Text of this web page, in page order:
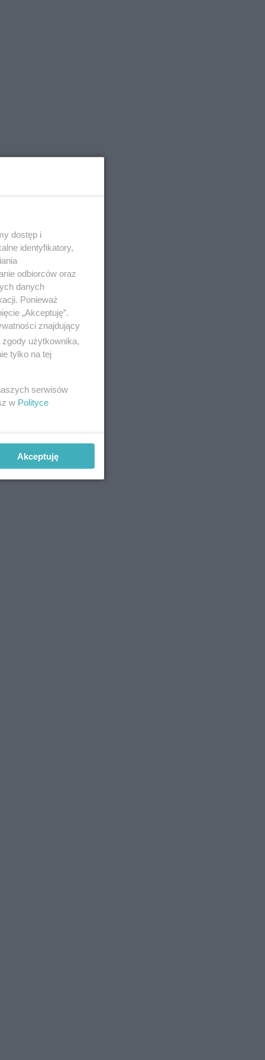
dostęp i
identyfikatory,
odbiorców oraz
danych
Ponieważ
„Akceptuję”.
znajdujący
użytkownika,
tylko na tej
serwisów
w Polityce
Akceptuję